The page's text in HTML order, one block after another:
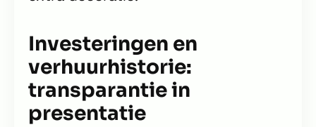
Investeringen en
verhuurhistorie:
transparantie in
presentatie